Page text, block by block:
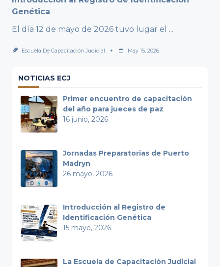
Genética
El día 12 de mayo de 2026 tuvo lugar el ...
Escuela De Capacitación Judicial May 15, 2026
NOTICIAS ECJ
Primer encuentro de capacitación
del año para jueces de paz
16 junio, 2026
Jornadas Preparatorias de Puerto
Madryn
26 mayo, 2026
Introducción al Registro de
Identificación Genética
15 mayo, 2026
La Escuela de Capacitación Judicial